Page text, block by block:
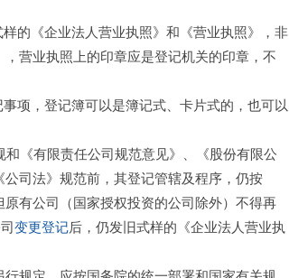
的《企业法人营业执照》和《营业执照》，非
营业执照上的印章应是登记机关的印章，不
项，登记簿可以是簿记式、卡片式的，也可以
《有限责任公司规范意见》、《股份有限公
司法》规范前，其登记管辖及程序，仍按
有公司（国家授权投资的公司除外）不得再
变更登记后，仍发旧式样的《企业法人营业执